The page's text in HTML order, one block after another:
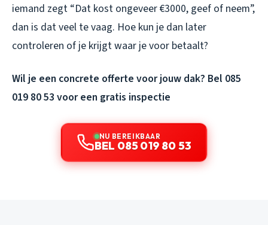
iemand zegt “Dat kost ongeveer €3000, geef of neem”,
dan is dat veel te vaag. Hoe kun je dan later
controleren of je krijgt waar je voor betaalt?
Wil je een concrete offerte voor jouw dak? Bel 085
019 80 53 voor een gratis inspectie
NU BEREIKBAAR
BEL 085 019 80 53